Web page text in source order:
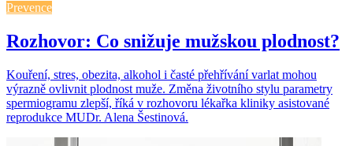
Prevence
Rozhovor: Co snižuje mužskou plodnost?
Kouření, stres, obezita, alkohol i časté přehřívání varlat mohou
výrazně ovlivnit plodnost muže. Změna životního stylu parametry
spermiogramu zlepší, říká v rozhovoru lékařka kliniky asistované
reprodukce MUDr. Alena Šestinová.